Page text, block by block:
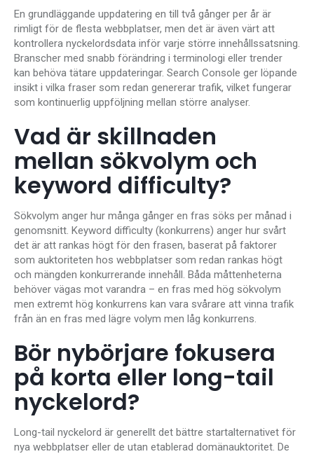
En grundläggande uppdatering en till två gånger per år är
rimligt för de flesta webbplatser, men det är även värt att
kontrollera nyckelordsdata inför varje större innehållssatsning.
Branscher med snabb förändring i terminologi eller trender
kan behöva tätare uppdateringar. Search Console ger löpande
insikt i vilka fraser som redan genererar trafik, vilket fungerar
som kontinuerlig uppföljning mellan större analyser.
Vad är skillnaden
mellan sökvolym och
keyword difficulty?
Sökvolym anger hur många gånger en fras söks per månad i
genomsnitt. Keyword difficulty (konkurrens) anger hur svårt
det är att rankas högt för den frasen, baserat på faktorer
som auktoriteten hos webbplatser som redan rankas högt
och mängden konkurrerande innehåll. Båda måttenheterna
behöver vägas mot varandra – en fras med hög sökvolym
men extremt hög konkurrens kan vara svårare att vinna trafik
från än en fras med lägre volym men låg konkurrens.
Bör nybörjare fokusera
på korta eller long-tail
nyckelord?
Long-tail nyckelord är generellt det bättre startalternativet för
nya webbplatser eller de utan etablerad domänauktoritet. De